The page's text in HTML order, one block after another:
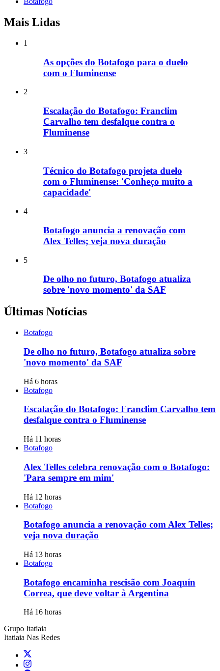
Mais Lidas
1
As opções do Botafogo para o duelo
com o Fluminense
2
Escalação do Botafogo: Franclim
Carvalho tem desfalque contra o
Fluminense
3
Técnico do Botafogo projeta duelo
com o Fluminense: 'Conheço muito a
capacidade'
4
Botafogo anuncia a renovação com
Alex Telles; veja nova duração
5
De olho no futuro, Botafogo atualiza
sobre 'novo momento' da SAF
Últimas Notícias
Botafogo
De olho no futuro, Botafogo atualiza sobre
'novo momento' da SAF
Há 6 horas
Botafogo
Escalação do Botafogo: Franclim Carvalho tem
desfalque contra o Fluminense
Há 11 horas
Botafogo
Alex Telles celebra renovação com o Botafogo:
'Para sempre em mim'
Há 12 horas
Botafogo
Botafogo anuncia a renovação com Alex Telles;
veja nova duração
Há 13 horas
Botafogo
Botafogo encaminha rescisão com Joaquín
Correa, que deve voltar à Argentina
Há 16 horas
Grupo Itatiaia
Itatiaia Nas Redes